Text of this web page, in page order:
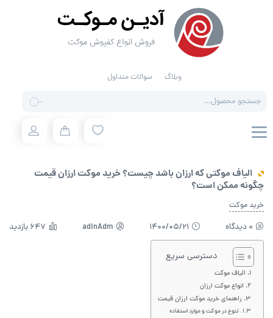
وبلاگ سوالات متداول
search
الیاف موکتی که ارزان باشد چیست؟ خرید موکت ارزان قیمت
چگونه ممکن است؟
خرید موکت
0 دیدگاه 1400/05/21
adinAdm 647 بازدید
دسترسی سریع
الیاف موکت
انواع موکت ارزان
راهنمای خرید موکت ارزان قیمت
تنوع در موکت و موارد استفاده